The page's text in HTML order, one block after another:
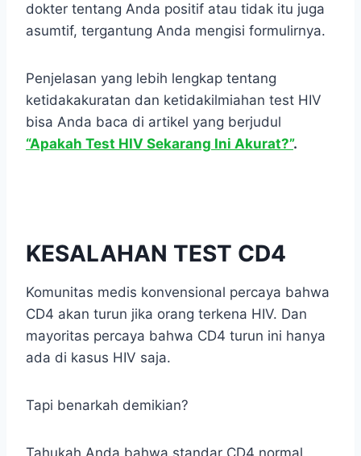
dokter tentang Anda positif atau tidak itu juga
asumtif, tergantung Anda mengisi formulirnya.
Penjelasan yang lebih lengkap tentang
ketidakakuratan dan ketidakilmiahan test HIV
bisa Anda baca di artikel yang berjudul
“Apakah Test HIV Sekarang Ini Akurat?”.
KESALAHAN TEST CD4
Komunitas medis konvensional percaya bahwa
CD4 akan turun jika orang terkena HIV. Dan
mayoritas percaya bahwa CD4 turun ini hanya
ada di kasus HIV saja.
Tapi benarkah demikian?
Tahukah Anda bahwa standar CD4 normal